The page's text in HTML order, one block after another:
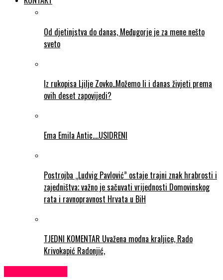
Od djetinjstva do danas, Međugorje je za mene nešto
sveto
Iz rukopisa Ljilje Zovko..Možemo li i danas živjeti prema
ovih deset zapovijedi?
Ema Emila Antic….USIDRENI
Postrojba „Ludvig Pavlović” ostaje trajni znak hrabrosti i
zajedništva; važno je sačuvati vrijednosti Domovinskog
rata i ravnopravnost Hrvata u BiH
TJEDNI KOMENTAR Uvažena modna kraljice, Rado
Krivokapić Radonjić,